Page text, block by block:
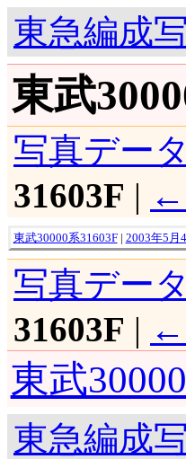
東急編成
東武
写真デー
31603F |
東武30000系31603F| 2003年5月
写真デー
31603F |
東武
東急編成